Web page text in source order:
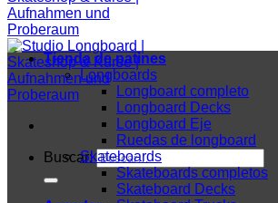
Buscar:
Tienda de patines
Longboards
Longboard completo
Longboard Decks
Longboard Eje
Ruedas de longboard
Skateboards
Skateboards completos
Skateboard Decks